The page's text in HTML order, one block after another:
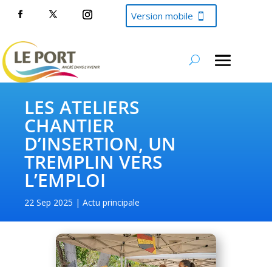
Version mobile
LES ATELIERS
CHANTIER
D’INSERTION, UN
TREMPLIN VERS
L’EMPLOI
22 Sep 2025 Actu principale